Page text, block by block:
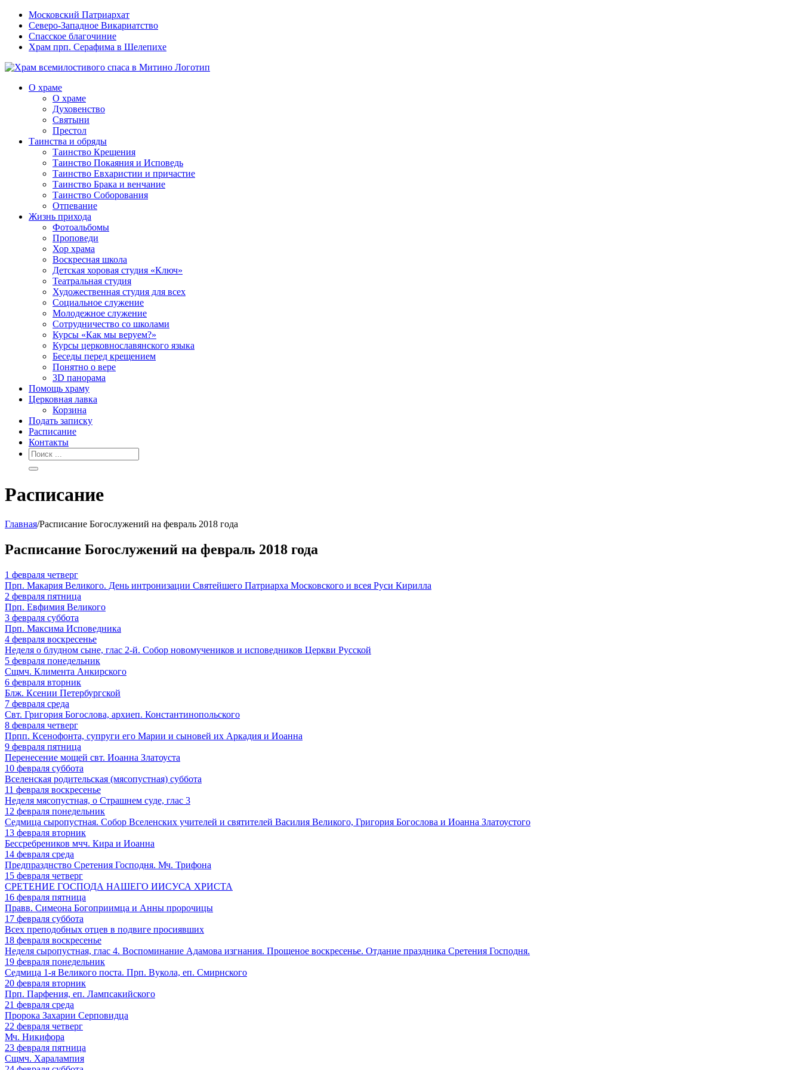
Московский Патриархат
Северо-Западное Викариатство
Спасское благочиние
Храм прп. Серафима в Шелепихе
О храме
О храме
Духовенство
Святыни
Престол
Таинства и обряды
Таинство Крещения
Таинство Покаяния и Исповедь
Таинство Евхаристии и причастие
Таинство Брака и венчание
Таинство Соборования
Отпевание
Жизнь прихода
Фотоальбомы
Проповеди
Хор храма
Воскресная школа
Детская хоровая студия «Ключ»
Театральная студия
Х​удожественная студия для всех
Социальное служение
Молодежное служение
Сотрудничество со школами
Курсы «Как мы веруем?»
Курсы церковнославянского языка
Беседы перед крещением
Понятно о вере
3D панорама
Помощь храму
Церковная лавка
Корзина
Подать записку
Расписание
Контакты
Расписание
Главная/Расписание Богослужений на февраль 2018 года
Расписание Богослужений на февраль 2018 года
1 февраля четверг
Прп. Макария Великого. День интронизации Святейшего Патриарха Московского и всея Руси Кирилла
2 февраля пятница
Прп. Евфимия Великого
3 февраля суббота
Прп. Максима Исповедника
4 февраля воскресенье
Неделя о блудном сыне, глас 2-й. Собор новомучеников и исповедников Церкви Русской
5 февраля понедельник
Сщмч. Климента Анкирского
6 февраля вторник
Блж. Ксении Петербургской
7 февраля среда
Свт. Григория Богослова, архиеп. Константинопольского
8 февраля четверг
Прпп. Ксенофонта, супруги его Марии и сыновей их Аркадия и Иоанна
9 февраля пятница
Перенесение мощей свт. Иоанна Златоуста
10 февраля суббота
Вселенская родительская (мясопустная) суббота
11 февраля воскресенье
Неделя мясопустная, о Страшнем суде, глас 3
12 февраля понедельник
Седмица сыропустная. Собор Вселенских учителей и святителей Василия Великого, Григория Богослова и Иоанна Златоустого
13 февраля вторник
Бессребреников мчч. Кира и Иоанна
14 февраля среда
Предпразднство Сретения Господня. Мч. Трифона
15 февраля четверг
СРЕТЕНИЕ ГОСПОДА НАШЕГО ИИСУСА ХРИСТА
16 февраля пятница
Правв. Симеона Богоприимца и Анны пророчицы
17 февраля суббота
Всех преподобных отцев в подвиге просиявших
18 февраля воскресенье
Неделя сыропустная, глас 4. Воспоминание Адамова изгнания. Прощеное воскресенье. Отдание праздника Сретения Господня.
19 февраля понедельник
Седмица 1-я Великого поста. Прп. Вукола, еп. Смирнского
20 февраля вторник
Прп. Парфения, еп. Лампсакийского
21 февраля среда
Пророка Захарии Серповидца
22 февраля четверг
Мч. Никифора
23 февраля пятница
Сщмч. Харалампия